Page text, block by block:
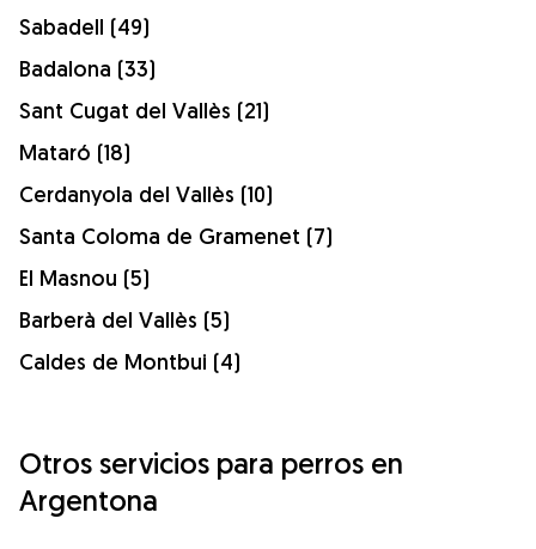
Sabadell (49)
Badalona (33)
Sant Cugat del Vallès (21)
Mataró (18)
Cerdanyola del Vallès (10)
Santa Coloma de Gramenet (7)
El Masnou (5)
Barberà del Vallès (5)
Caldes de Montbui (4)
Otros servicios para perros en
Argentona